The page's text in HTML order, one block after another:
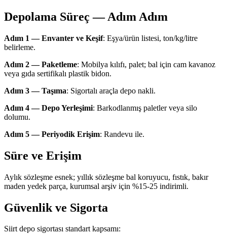
Depolama Süreç — Adım Adım
Adım 1 — Envanter ve Keşif: Eşya/ürün listesi, ton/kg/litre
belirleme.
Adım 2 — Paketleme: Mobilya kılıfı, palet; bal için cam kavanoz
veya gıda sertifikalı plastik bidon.
Adım 3 — Taşıma: Sigortalı araçla depo nakli.
Adım 4 — Depo Yerleşimi: Barkodlanmış paletler veya silo
dolumu.
Adım 5 — Periyodik Erişim: Randevu ile.
Süre ve Erişim
Aylık sözleşme esnek; yıllık sözleşme bal koruyucu, fıstık, bakır
maden yedek parça, kurumsal arşiv için %15-25 indirimli.
Güvenlik ve Sigorta
Siirt depo sigortası standart kapsamı: